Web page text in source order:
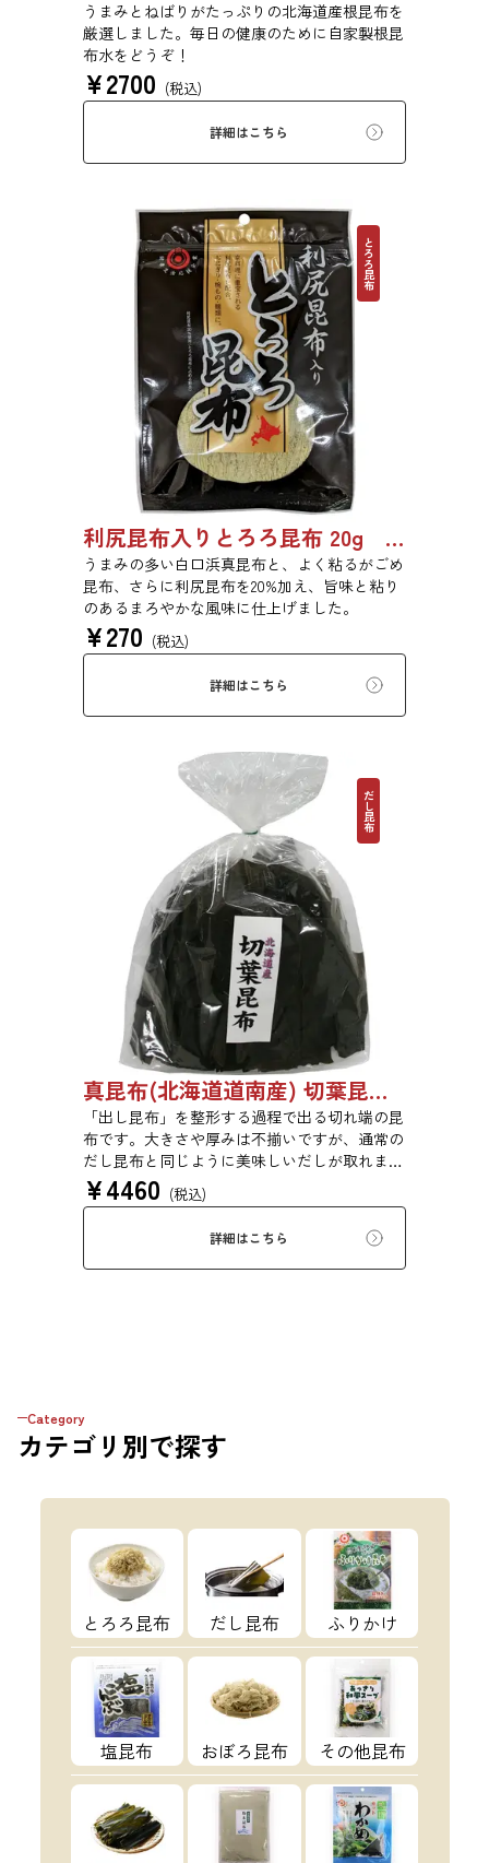
うまみとねばりがたっぷりの北海道産根昆布を
厳選しました。毎日の健康のために自家製根昆
布水をどうぞ！
¥2700 (税込)
詳細はこちら
とろろ昆布
利尻昆布入りとろろ昆布 20g 3436
うまみの多い白口浜真昆布と、よく粘るがごめ
昆布、さらに利尻昆布を20%加え、旨味と粘り
のあるまろやかな風味に仕上げました。
¥270 (税込)
詳細はこちら
だし昆布
真昆布(北海道道南産) 切葉昆布 1kg 【●受注生産品】03070048
「出し昆布」を整形する過程で出る切れ端の昆
布です。大きさや厚みは不揃いですが、通常の
だし昆布と同じように美味しいだしが取れま
す。
¥4460 (税込)
詳細はこちら
Category
カテゴリ 別で探す
とろろ昆布 だし昆布 ふりかけ
塩昆布 おぼろ昆布 その他昆布